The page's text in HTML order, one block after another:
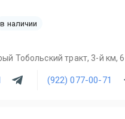
в наличии
Тобольский тракт, 3-й км,
(922) 077-00-71